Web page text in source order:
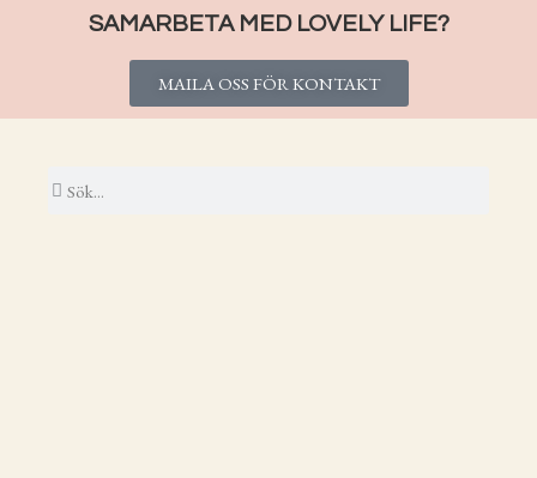
SAMARBETA MED LOVELY LIFE?
MAILA OSS FÖR KONTAKT